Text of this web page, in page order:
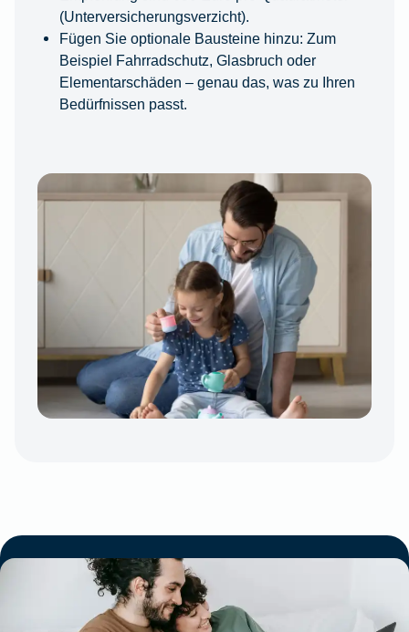
(Unterversicherungsverzicht).
Fügen Sie optionale Bausteine hinzu: Zum
Beispiel Fahrradschutz, Glasbruch oder
Elementarschäden – genau das, was zu Ihren
Bedürfnissen passt.